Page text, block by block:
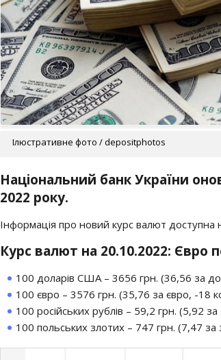
Ілюстративне фото / depositphotos
Національний банк України
2022 року.
Інформація про новий курс валют доступна
Курс валют на 20.10.2022: Євро
100 доларів США – 3656 грн. (36,56 за
100 євро – 3576 грн. (35,76 за євро, -18
100 російських рублів – 59,2 грн. (5,92
100 польських злотих – 747 грн. (7,47 за